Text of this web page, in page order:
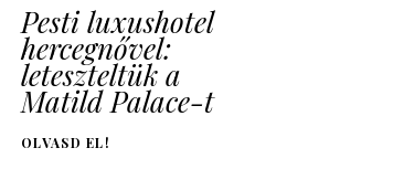
Pesti luxushotel
hercegnővel:
leteszteltük a
Matild Palace-t
OLVASD EL!